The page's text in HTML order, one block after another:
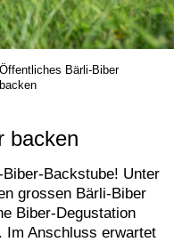
Öffentliches Bärli-Biber
backen
backen
Backstube! Unter
grossen Bärli-Biber
Biber-Degustation
Im Anschluss erwartet